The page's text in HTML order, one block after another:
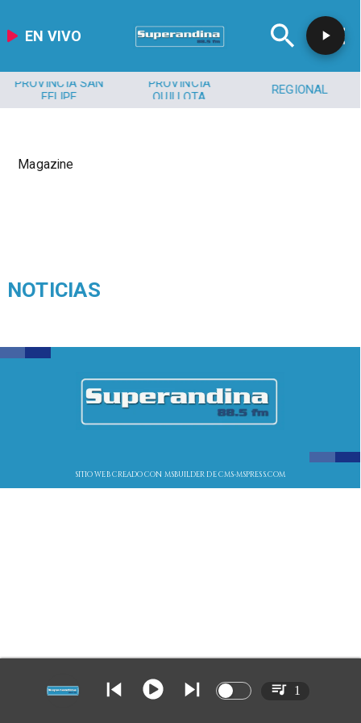
EN VIVO
PROVINCIA SAN
FELIPE
PROVINCIA
QUILLOTA
REGIONAL
Magazine
NOTICIAS
SITIO WEB CREADO CON MSBUILDER DE CMS-MSPRESS.COM
1